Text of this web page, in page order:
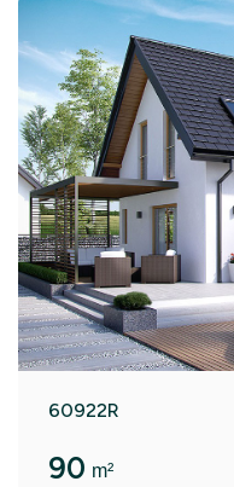
60922R
90 m²